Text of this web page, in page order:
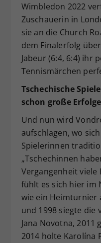
Wimbledon 2022
Zuschauerin in
sie an die Church
dem Finalerfolg
Jabeur (6:4, 6:4) ihr
Tennismärchen
Tschechische
schon große Erfolge
Und nun wird
aufschlagen, wo
Spielerinnen
„Tschechinnen
Vergangenheit viele
fühlt es sich hier im
wie ein Heimturnier
und 1998 siegte die
Jana Novotna, 2011
2014 holte Karolína